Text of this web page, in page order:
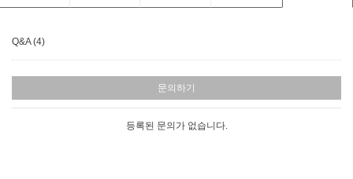
Q&A (4)
문의하기
등록된 문의가 없습니다.